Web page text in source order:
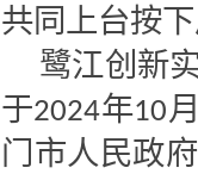
共同上台按
鹭江创新
于2024年10
门市人民政